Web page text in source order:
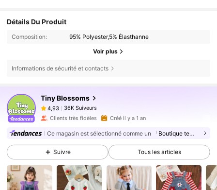
Détails Du Produit
Composition: 95% Polyester,5% Élasthanne
Voir plus
Informations de sécurité et contacts
Tiny BIossoms
4,93
36K Suiveurs
e***e est en train de naviguer
4,93
36K Suiveurs
4,93 36K Suiveurs
4,93
4,93 36K Suiveurs
4,93 36K Suiveurs
Clients très fidèles Créé il y a 1 an
Ce magasin est sélectionné comme un 「Boutique tendance」
Suivre Tous les articles